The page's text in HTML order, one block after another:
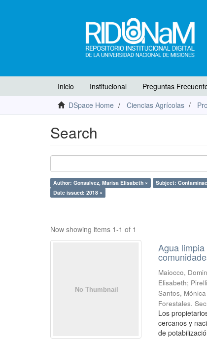
Inicio Institucional Preguntas
DSpace Home
Ciencias Agrícolas
Search
Author: Gonsalvez, Marisa Elisabeth × Subject:
Date issued: 2018 ×
Now showing items 1-1 of 1
Agua
Maiocco,
Elisabeth;
Santos,
Forestales.
Los
cercanos y
de